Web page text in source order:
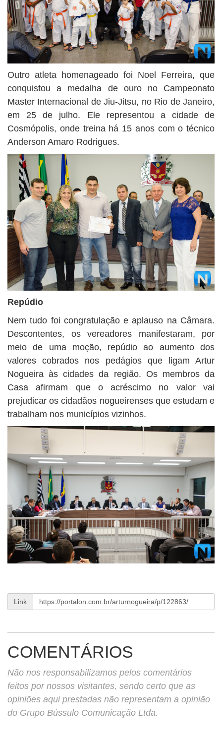
Outro atleta homenageado foi Noel Ferreira, que
conquistou a medalha de ouro no Campeonato
Master Internacional de Jiu-Jitsu, no Rio de Janeiro,
em 25 de julho. Ele representou a cidade de
Cosmópolis, onde treina há 15 anos com o técnico
Anderson Amaro Rodrigues.
Repúdio
Nem tudo foi congratulação e aplauso na Câmara.
Descontentes, os vereadores manifestaram, por
meio de uma moção, repúdio ao aumento dos
valores cobrados nos pedágios que ligam Artur
Nogueira às cidades da região. Os membros da
Casa afirmam que o acréscimo no valor vai
prejudicar os cidadãos nogueirenses que estudam e
trabalham nos municípios vizinhos.
Link
COMENTÁRIOS
Não nos responsabilizamos pelos comentários
feitos por nossos visitantes, sendo certo que as
opiniões aqui prestadas não representam a opinião
do Grupo Bússulo Comunicação Ltda.